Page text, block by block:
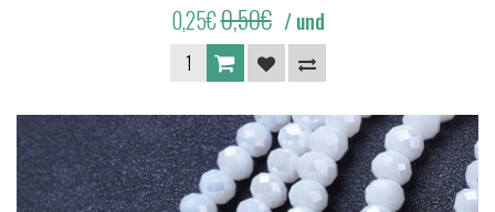
0,25€0,50€ / und